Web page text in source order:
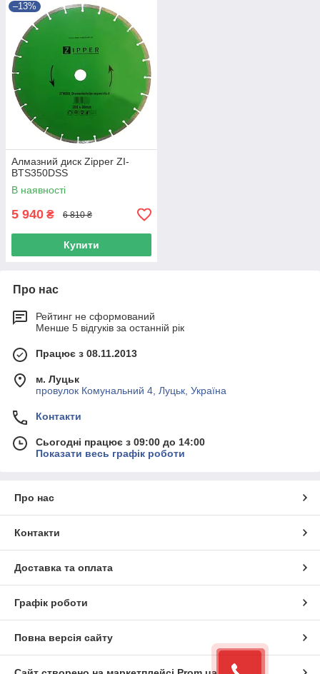
–13%
Алмазний диск Zipper ZI-
BTS350DSS
В наявності
5 940 ₴ 6 810 ₴
Купити
Про нас
Рейтинг не сформований
Менше 5 відгуків за останній рік
Працює з 08.11.2013
м. Луцьк
провулок Комунальний 4, Луцьк, Україна
Контакти
Сьогодні працює з 09:00 до 14:00
Показати весь графік роботи
Про нас
Контакти
Доставка та оплата
Графік роботи
Повна версія сайту